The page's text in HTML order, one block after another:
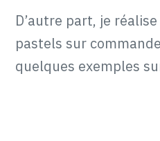
D’autre part, je
pastels sur
quelques exemples